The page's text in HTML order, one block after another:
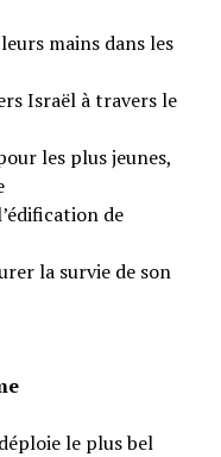
mains dans les
Israël à travers le
les plus jeunes,
de
la survie de son
le plus bel